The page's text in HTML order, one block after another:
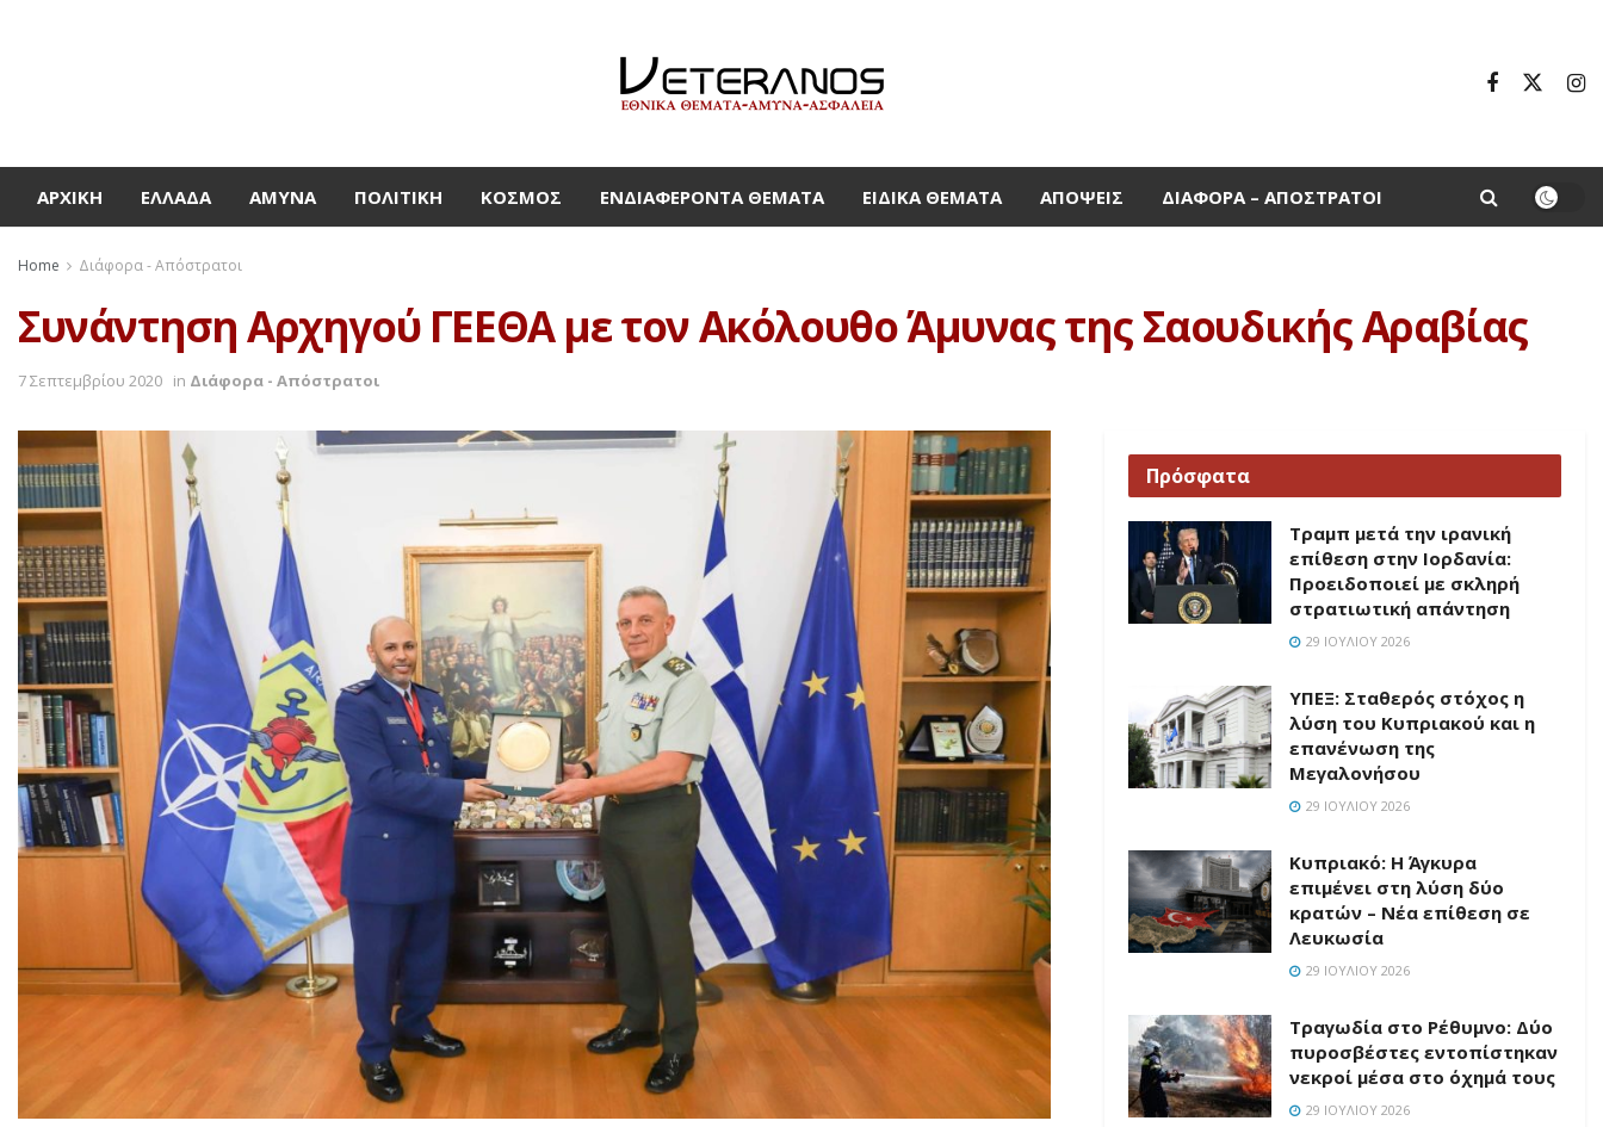
ΑΡΧΙΚΉ ΕΛΛΆΔΑ ΆΜΥΝΑ ΠΟΛΙΤΙΚΉ ΚΌΣΜΟΣ ΕΝΔΙΑΦΈΡΟΝΤΑ ΘΈΜΑΤΑ ΕΙΔΙΚΆ ΘΈΜΑΤΑ ΑΠΌΨΕΙΣ ΔΙΆΦΟΡΑ – ΑΠΌΣΤΡΑΤΟΙ
Home Διάφορα - Απόστρατοι
Συνάντηση Αρχηγού ΓΕΕΘΑ με τον Ακόλουθο Άμυνας της Σαουδικής Αραβίας
7 Σεπτεμβρίου 2020 in Διάφορα - Απόστρατοι
Πρόσφατα
Τραμπ μετά την ιρανική
επίθεση στην Ιορδανία:
Προειδοποιεί με σκληρή
στρατιωτική απάντηση
29 ΙΟΥΛΊΟΥ 2026
ΥΠΕΞ: Σταθερός στόχος η
λύση του Κυπριακού και η
επανένωση της
Μεγαλονήσου
29 ΙΟΥΛΊΟΥ 2026
Κυπριακό: Η Άγκυρα
επιμένει στη λύση δύο
κρατών – Νέα επίθεση σε
Λευκωσία
29 ΙΟΥΛΊΟΥ 2026
Τραγωδία στο Ρέθυμνο: Δύο
πυροσβέστες εντοπίστηκαν
νεκροί μέσα στο όχημά τους
29 ΙΟΥΛΊΟΥ 2026